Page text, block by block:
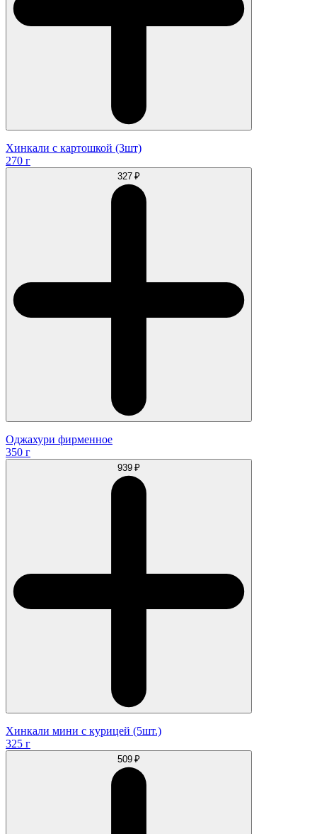
Хинкали с картошкой (3шт)
270 г
327 ₽
Оджахури фирменное
350 г
939 ₽
Хинкали мини с курицей (5шт.)
325 г
509 ₽